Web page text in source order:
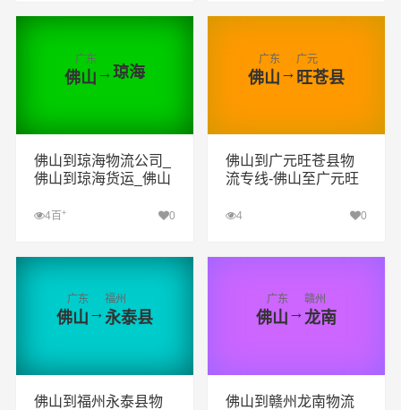
查看详细 查看详细
广东
佛山 →琼海
佛山到琼海物流公司_
佛山到琼海货运_佛山
4百 + 0
查看详细
广东
佛山 →
广元
旺苍县
佛山到广元旺苍县物
流专线-佛山至广元旺
4 0
查看详细
广东
佛山 →
福州
永泰县
佛山到福州永泰县物
广东
佛山 →
赣州
龙南
佛山到赣州龙南物流